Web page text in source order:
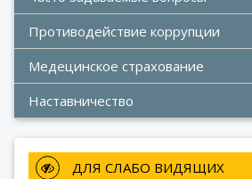
Противодействие коррупции
Медецинское страхование
Наставничество
ДЛЯ СЛАБО ВИДЯЩИХ